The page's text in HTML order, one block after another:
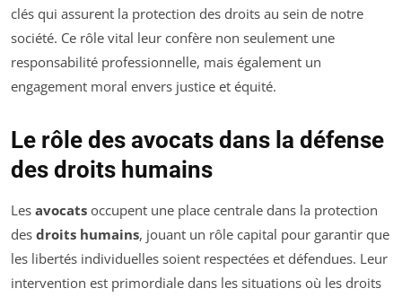
clés qui assurent la protection des droits au sein de notre
société. Ce rôle vital leur confère non seulement une
responsabilité professionnelle, mais également un
engagement moral envers justice et équité.
Le rôle des avocats dans la défense
des droits humains
Les avocats occupent une place centrale dans la protection
des droits humains, jouant un rôle capital pour garantir que
les libertés individuelles soient respectées et défendues. Leur
intervention est primordiale dans les situations où les droits